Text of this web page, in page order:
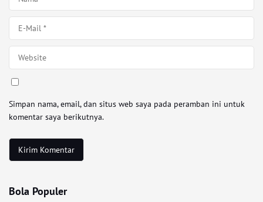
Simpan nama, email, dan situs web saya pada peramban ini untuk
komentar saya berikutnya.
Bola Populer